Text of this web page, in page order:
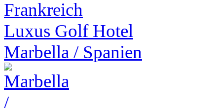
Luxus Golf Hotel
Marbella / Spanien